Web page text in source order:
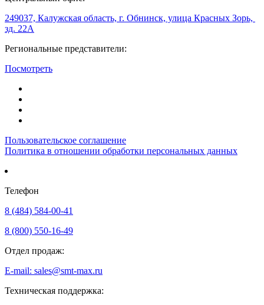
249037, Калужская область, г. Обнинск, улица Красных Зорь,
зд. 22А
Региональные представители:
Посмотреть
Пользовательское соглашение
Политика в отношении обработки персональных данных
Телефон
8 (484) 584-00-41
8 (800) 550-16-49
Отдел продаж:
E-mail: sales@smt-max.ru
Техническая поддержка: